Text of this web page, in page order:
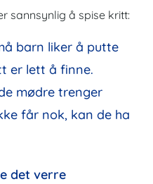
sannsynlig å spise kritt:
barn liker å putte
er lett å finne.
mødre trenger
får nok, kan de ha
det verre